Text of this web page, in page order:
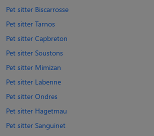
Pet sitter Biscarrosse
Pet sitter Tarnos
Pet sitter Capbreton
Pet sitter Soustons
Pet sitter Mimizan
Pet sitter Labenne
Pet sitter Ondres
Pet sitter Hagetmau
Pet sitter Sanguinet